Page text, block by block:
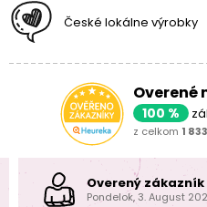
České lokálne výrobky
Overené
100 %
z celkom 1
Overený zákazník
Pondelok, 3. August